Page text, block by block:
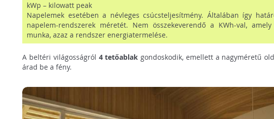
kWp – kilowatt peak
Napelemek esetében a névleges csúcsteljesítmény. Általában így
napelem-rendszerek méretét. Nem összekeverendő a KWh-val,
munka, azaz a rendszer energiatermelése.
A beltéri világosságról 4 tetőablak gondoskodik, emellett a nagyméretű
árad be a fény.